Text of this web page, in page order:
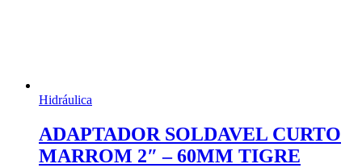
Hidráulica
ADAPTADOR SOLDAVEL CURTO
MARROM 2″ – 60MM TIGRE